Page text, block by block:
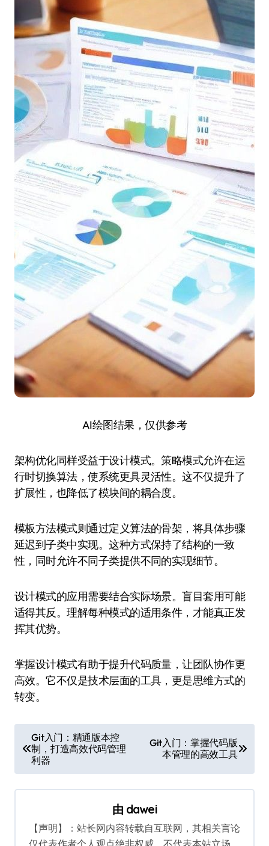
AI绘图结果，仅供参考
架构优化同样受益于设计模式。策略模式允许在运
行时切换算法，使系统更具灵活性。这不仅提升了
扩展性，也降低了模块间的耦合度。
模板方法模式则通过定义算法的骨架，将具体步骤
延迟到子类中实现。这种方式保持了结构的一致
性，同时允许不同子类提供不同的实现细节。
设计模式的应用需要结合实际场景。盲目套用可能
适得其反。理解每种模式的适用条件，才能真正发
挥其优势。
掌握设计模式有助于提升代码质量，让团队协作更
高效。它不仅是技术层面的工具，更是思维方式的
转变。
章
导
航
Git入门：精通版本控
制，打造高效代码管理
利器
Git入门：掌握代码版
本管理的高效工具
由 dawei
【声明】：站长网内容转载自互联网，其相关言论
仅代表作者个人观点绝非权威，不代表本站立场。